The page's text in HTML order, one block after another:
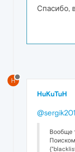
Спасибо,
H
HuKuTuH
Вообще